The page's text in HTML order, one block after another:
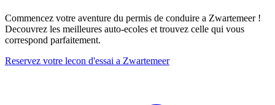
Commencez votre aventure du permis de conduire a Zwartemeer !
Decouvrez les meilleures auto-ecoles et trouvez celle qui vous
correspond parfaitement.
Reservez votre lecon d'essai a Zwartemeer